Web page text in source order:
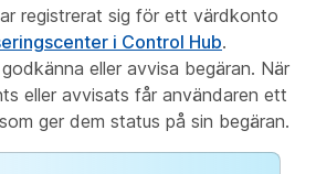
registrerat sig för ett värdkonto
i Control Hub.
eller avvisa begäran. När
eller avvisats får användaren ett
ger dem status på sin begäran.